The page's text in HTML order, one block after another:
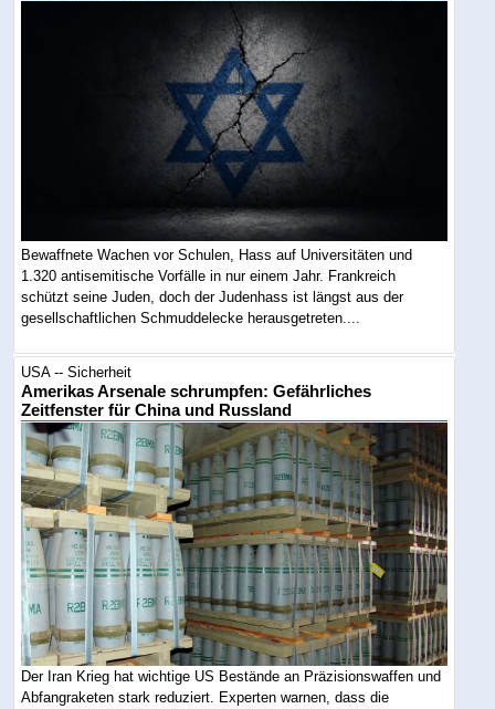
Bewaffnete Wachen vor Schulen, Hass auf Universitäten und
1.320 antisemitische Vorfälle in nur einem Jahr. Frankreich
schützt seine Juden, doch der Judenhass ist längst aus der
gesellschaftlichen Schmuddelecke herausgetreten....
USA -- Sicherheit
Amerikas Arsenale schrumpfen: Gefährliches
Zeitfenster für China und Russland
Der Iran Krieg hat wichtige US Bestände an Präzisionswaffen und
Abfangraketen stark reduziert. Experten warnen, dass die